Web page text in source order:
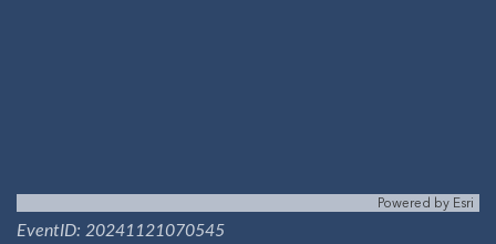
Powered by Esri
EventID: 20241121070545